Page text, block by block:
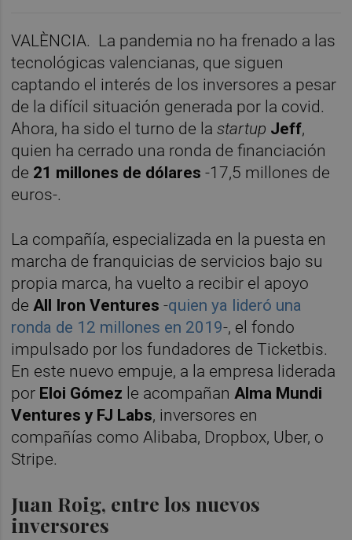
VALÈNCIA. La pandemia no ha frenado a las
tecnológicas valencianas, que siguen
captando el interés de los inversores a pesar
de la difícil situación generada por la covid.
Ahora, ha sido el turno de lastartup Jeff,
quien ha cerrado una ronda de financiación
de 21 millones de dólares -17,5 millones de
euros-.
La compañía, especializada en la puesta en
marcha de franquicias de servicios bajo su
propia marca, ha vuelto a recibir el apoyo
de All Iron Ventures -quien ya lideró una
ronda de 12 millones en 2019-, el fondo
impulsado por los fundadores de Ticketbis.
En este nuevo empuje, a la empresa liderada
por Eloi Gómez le acompañan Alma Mundi
Ventures y FJ Labs, inversores en
compañías como Alibaba, Dropbox, Uber, o
Stripe.
Juan Roig, entre los nuevos
inversores